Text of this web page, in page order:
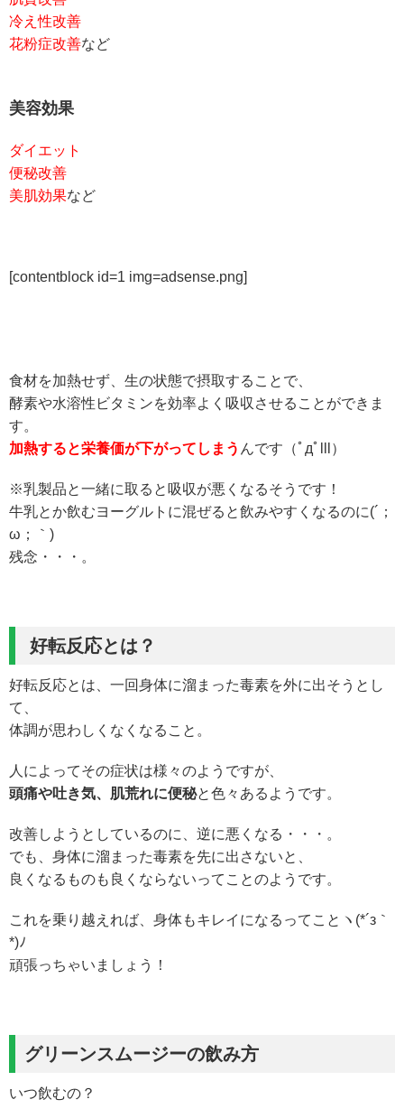
冷え性改善
花粉症改善など
美容効果
ダイエット
便秘改善
美肌効果など
[contentblock id=1 img=adsense.png]
食材を加熱せず、生の状態で摂取することで、
酵素や水溶性ビタミンを効率よく吸収させることができま
す。
加熱すると栄養価が下がってしまう んです（ﾟдﾟlll）
※乳製品と一緒に取ると吸収が悪くなるそうです！
牛乳とか飲むヨーグルトに混ぜると飲みやすくなるのに(´；
ω；｀)
残念・・・。
好転反応とは？
好転反応とは、一回身体に溜まった毒素を外に出そうとし
て、
体調が思わしくなくなること。
人によってその症状は様々のようですが、
頭痛や吐き気、肌荒れに便秘と色々あるようです。
改善しようとしているのに、逆に悪くなる・・・。
でも、身体に溜まった毒素を先に出さないと、
良くなるものも良くならないってことのようです。
これを乗り越えれば、身体もキレイになるってことヽ(*´з｀
*)ﾉ
頑張っちゃいましょう！
グリーンスムージーの飲み方
いつ飲むの？